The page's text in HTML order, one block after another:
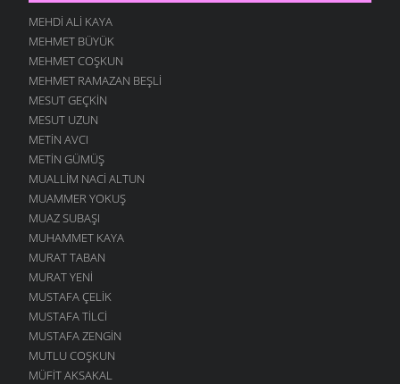
MEHDI ALI KAYA
MEHMET BÜYÜK
MEHMET COŞKUN
MEHMET RAMAZAN BEŞLI
MESUT GEÇKIN
MESUT UZUN
METIN AVCI
METIN GÜMÜŞ
MUALLIM NACI ALTUN
MUAMMER YOKUŞ
MUAZ SUBAŞI
MUHAMMET KAYA
MURAT TABAN
MURAT YENI
MUSTAFA ÇELIK
MUSTAFA TILCI
MUSTAFA ZENGIN
MUTLU COŞKUN
MÜFIT AKSAKAL